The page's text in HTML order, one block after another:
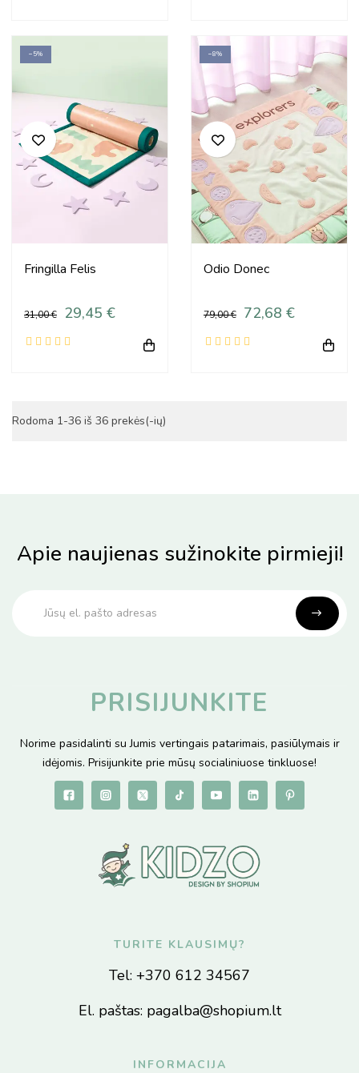
−5%
Fringilla Felis
31,00 € 29,45 €
−8%
Odio Donec
79,00 € 72,68 €
Rodoma 1-36 iš 36 prekės(-ių)
Apie naujienas sužinokite pirmieji!
TURITE KLAUSIMŲ?
Tel: +370 612 34567
El. paštas: pagalba@shopium.lt
INFORMACIJA
PRISIJUNKITE
Norime pasidalinti su Jumis vertingais patarimais, pasiūlymais ir
idėjomis. Prisijunkite prie mūsų socialiniuose tinkluose!